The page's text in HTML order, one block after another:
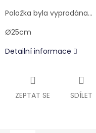
Položka byla vyprodána…
Ø25cm
Detailní informace
ZEPTAT SE SDÍLET